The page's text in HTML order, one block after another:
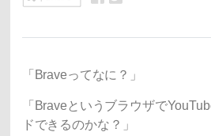
「Braveってなに？」
「Braveというブラウザで
ドできるのかな？」